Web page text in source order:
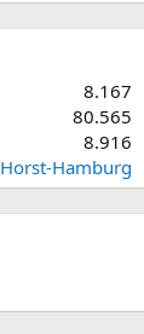
8.167
80.565
8.916
Horst-Hamburg